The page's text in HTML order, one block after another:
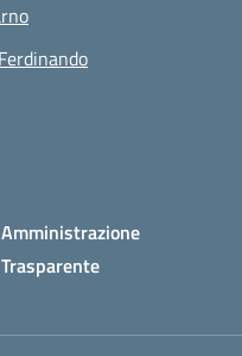
Amministrazione
Trasparente